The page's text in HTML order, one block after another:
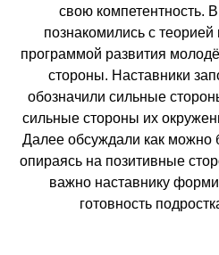
свою компетентность.
познакомились с
программой развития
стороны. Наставники
обозначили сильные
сильные стороны их
Далее обсуждали как можно
опираясь на позитивные
важно наставнику
готовность